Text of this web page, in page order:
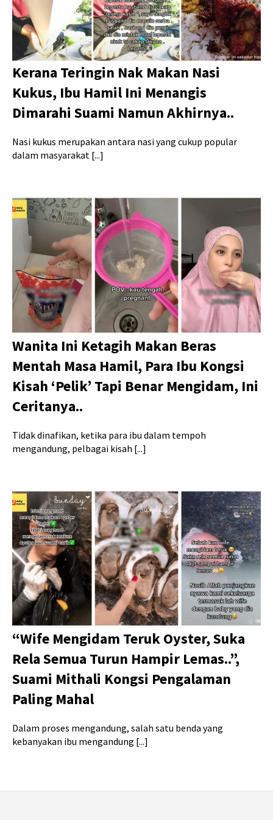
Kerana Teringin Nak Makan Nasi
Kukus, Ibu Hamil Ini Menangis
Dimarahi Suami Namun Akhirnya..
Nasi kukus merupakan antara nasi yang cukup popular
dalam masyarakat [...]
Wanita Ini Ketagih Makan Beras
Mentah Masa Hamil, Para Ibu Kongsi
Kisah ‘Pelik’ Tapi Benar Mengidam, Ini
Ceritanya..
Tidak dinafikan, ketika para ibu dalam tempoh
mengandung, pelbagai kisah [...]
“Wife Mengidam Teruk Oyster, Suka
Rela Semua Turun Hampir Lemas..”,
Suami Mithali Kongsi Pengalaman
Paling Mahal
Dalam proses mengandung, salah satu benda yang
kebanyakan ibu mengandung [...]